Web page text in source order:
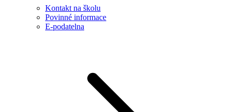
Kontakt na školu
Povinné informace
E-podatelna